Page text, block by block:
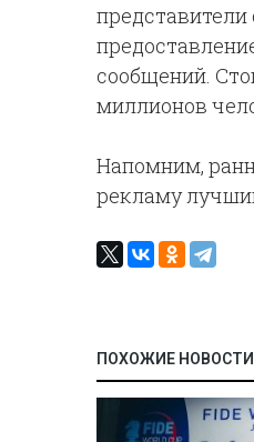
сообщений.
миллионов
Напомним,
рекламу
ПОХОЖИЕ НОВОСТИ